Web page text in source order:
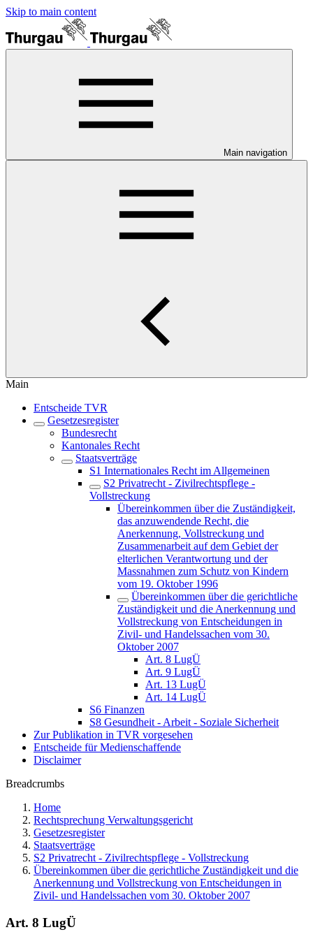
Skip to main content
Main navigation
Main
Entscheide TVR
Gesetzesregister
Bundesrecht
Kantonales Recht
Staatsverträge
S1 Internationales Recht im Allgemeinen
S2 Privatrecht - Zivilrechtspflege -
Vollstreckung
Übereinkommen über die Zuständigkeit,
das anzuwendende Recht, die
Anerkennung, Vollstreckung und
Zusammenarbeit auf dem Gebiet der
elterlichen Verantwortung und der
Massnahmen zum Schutz von Kindern
vom 19. Oktober 1996
Übereinkommen über die gerichtliche
Zuständigkeit und die Anerkennung und
Vollstreckung von Entscheidungen in
Zivil- und Handelssachen vom 30.
Oktober 2007
Art. 8 LugÜ
Art. 9 LugÜ
Art. 13 LugÜ
Art. 14 LugÜ
S6 Finanzen
S8 Gesundheit - Arbeit - Soziale Sicherheit
Zur Publikation in TVR vorgesehen
Entscheide für Medienschaffende
Disclaimer
Breadcrumbs
Home
Rechtsprechung Verwaltungsgericht
Gesetzesregister
Staatsverträge
S2 Privatrecht - Zivilrechtspflege - Vollstreckung
Übereinkommen über die gerichtliche Zuständigkeit und die
Anerkennung und Vollstreckung von Entscheidungen in
Zivil- und Handelssachen vom 30. Oktober 2007
Art. 8 LugÜ